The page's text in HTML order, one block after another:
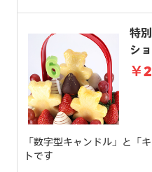
特
シ
ル）
￥
「数字型キャンドル」と「
トです